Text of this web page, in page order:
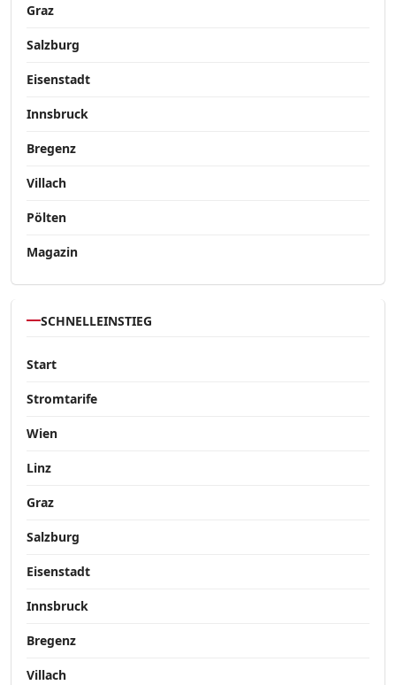
Graz
Salzburg
Eisenstadt
Innsbruck
Bregenz
Villach
Pölten
Magazin
SCHNELLEINSTIEG
Start
Stromtarife
Wien
Linz
Graz
Salzburg
Eisenstadt
Innsbruck
Bregenz
Villach